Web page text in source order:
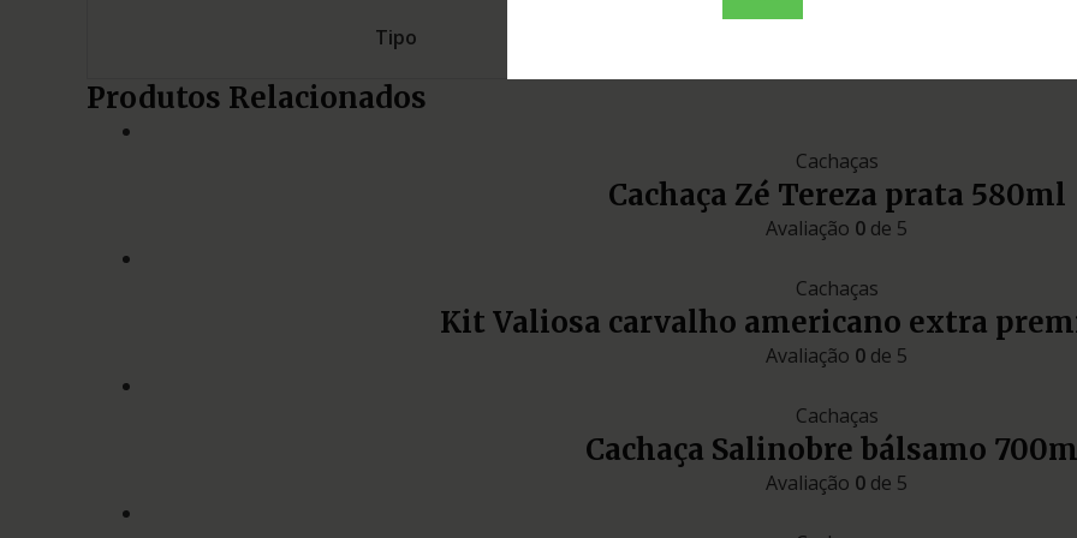
Tipo
ouro
Produtos Relacionados
Cachaças
Cachaça Zé Tereza prata 580ml
Avaliação 0 de 5
Cachaças
Kit Valiosa carvalho americano extra
Avaliação 0 de 5
Cachaças
Cachaça Salinobre bálsamo
Avaliação 0 de 5